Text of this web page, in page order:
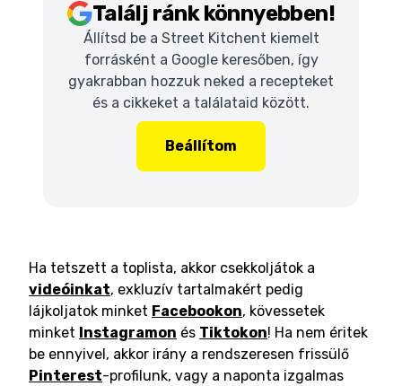
Találj ránk könnyebben!
Állítsd be a Street Kitchent kiemelt
forrásként a Google keresőben, így
gyakrabban hozzuk neked a recepteket
és a cikkeket a találataid között.
Beállítom
Ha tetszett a toplista, akkor csekkoljátok a
videóinkat, exkluzív tartalmakért pedig
lájkoljatok minket Facebookon, kövessetek
minket Instagramon és Tiktokon! Ha nem éritek
be ennyivel, akkor irány a rendszeresen frissülő
Pinterest-profilunk, vagy a naponta izgalmas